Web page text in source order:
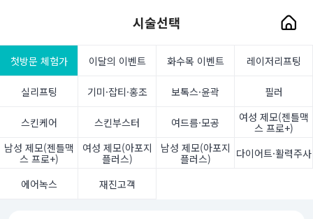
시술선택
첫방문 체험가 이달의 이벤트 화수목 이벤트 레이저리프팅
실리프팅 기미·잡티·홍조 보톡스·윤곽 필러
스킨케어 스킨부스터 여드름·모공
여성 제모(젠틀맥
스 프로+)
남성 제모(젠틀맥
스 프로+)
여성 제모(아포지
플러스)
남성 제모(아포지
플러스)
다이어트·활력주사
에어녹스 재진고객